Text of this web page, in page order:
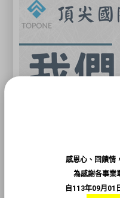
感恩心、回饋情
為感謝各事業
自113年09月01